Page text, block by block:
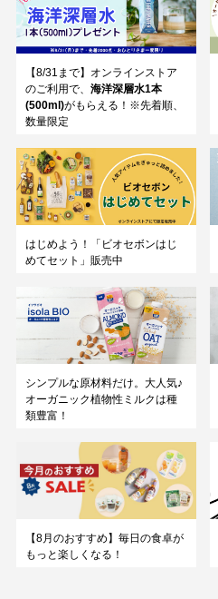
【8/31まで】オンラインストア
のご利用で、 海洋深層水1本
(500ml)がもらえる！※先着順、
数量限定
はじめよう！「ビオセボンはじ
めてセット」販売中
シンプルな原材料だけ。大人気♪
オーガニック植物性ミルクは種
類豊富！
【8月のおすすめ】毎日の食卓が
もっと楽しくなる！